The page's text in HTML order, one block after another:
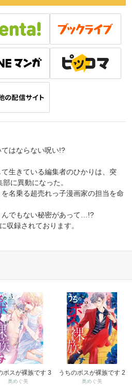
はならない呪い!?
生きている編集者のひかりは、突
に異動になった。
名乗る超売れっ子漫画家の担当を命
んでもない秘密があって…!?
収録されております。
ボスが裸族です 3
奥めぐ美
うちのボスが裸族です 2
奥めぐ美